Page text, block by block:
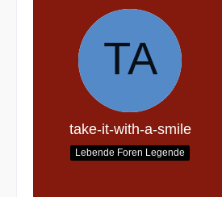
take-it-with-a-smile
Lebende Foren Legende